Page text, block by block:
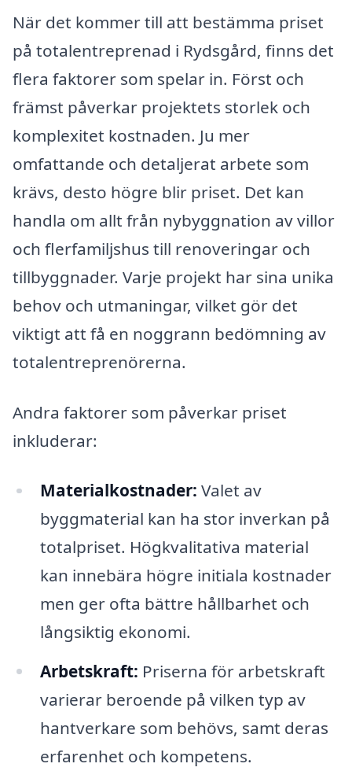
När det kommer till att bestämma priset
på totalentreprenad i Rydsgård, finns det
flera faktorer som spelar in. Först och
främst påverkar projektets storlek och
komplexitet kostnaden. Ju mer
omfattande och detaljerat arbete som
krävs, desto högre blir priset. Det kan
handla om allt från nybyggnation av villor
och flerfamiljshus till renoveringar och
tillbyggnader. Varje projekt har sina unika
behov och utmaningar, vilket gör det
viktigt att få en noggrann bedömning av
totalentreprenörerna.
Andra faktorer som påverkar priset
inkluderar:
Materialkostnader: Valet av
byggmaterial kan ha stor inverkan på
totalpriset. Högkvalitativa material
kan innebära högre initiala kostnader
men ger ofta bättre hållbarhet och
långsiktig ekonomi.
Arbetskraft: Priserna för arbetskraft
varierar beroende på vilken typ av
hantverkare som behövs, samt deras
erfarenhet och kompetens.